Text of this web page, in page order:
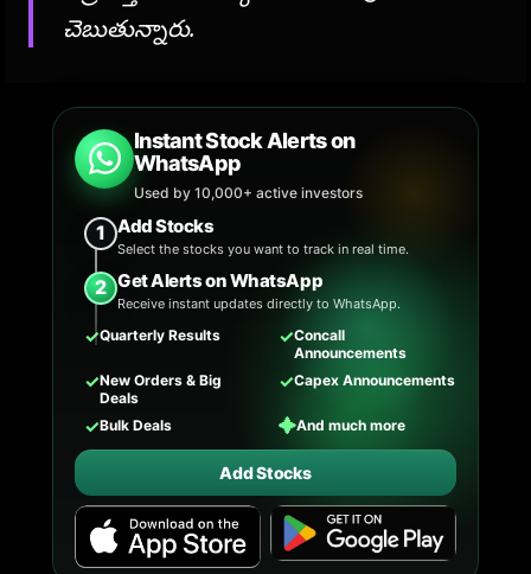
చెబుతున్నారు.
Instant Stock Alerts on
WhatsApp
Used by 10,000+ active investors
1 Add Stocks
Select the stocks you want to track in real time.
2 Get Alerts on WhatsApp
Receive instant updates directly to WhatsApp.
✓Quarterly Results ✓Concall
Announcements
✓New Orders & Big
Deals
✓Capex Announcements
✓Bulk Deals ✦And much more
Add Stocks